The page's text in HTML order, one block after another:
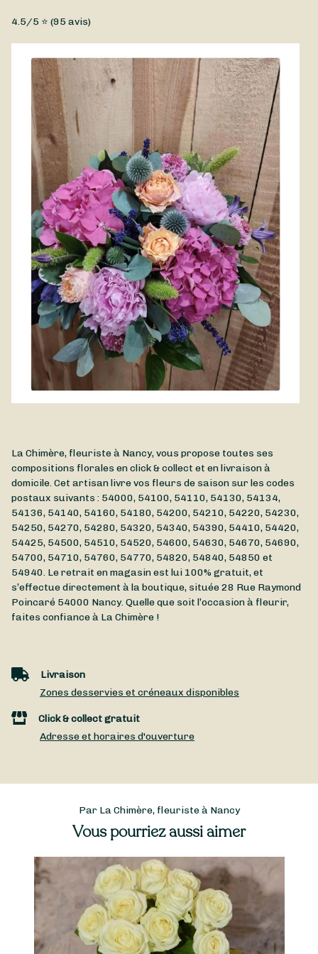
Fleurs fraîches, Petit prix
Un magnifique bouquet dans des tons pâles qui évoque l’hiver,
réalisé par La Chimère. Disponible à la livraison à Nancy et ses
alentours.
4.5/5 ⭐ (95 avis)
La Chimère, fleuriste à Nancy, vous propose toutes ses
compositions florales en click & collect et en livraison à
domicile. Cet artisan livre vos fleurs de saison sur les codes
postaux suivants : 54000, 54100, 54110, 54130, 54134,
54136, 54140, 54160, 54180, 54200, 54210, 54220, 54230,
54250, 54270, 54280, 54320, 54340, 54390, 54410, 54420,
54425, 54500, 54510, 54520, 54600, 54630, 54670, 54690,
54700, 54710, 54760, 54770, 54820, 54840, 54850 et
54940. Le retrait en magasin est lui 100% gratuit, et
s’effectue directement à la boutique, située28 Rue Raymond
Poincaré 54000 Nancy. Quelle que soit l’occasion à fleurir,
faites confiance à La Chimère !
Livraison
Zones desservies et créneaux disponibles
Click & collect gratuit
Adresse et horaires d'ouverture
Par La Chimère, fleuriste à Nancy
Vous pourriez aussi aimer